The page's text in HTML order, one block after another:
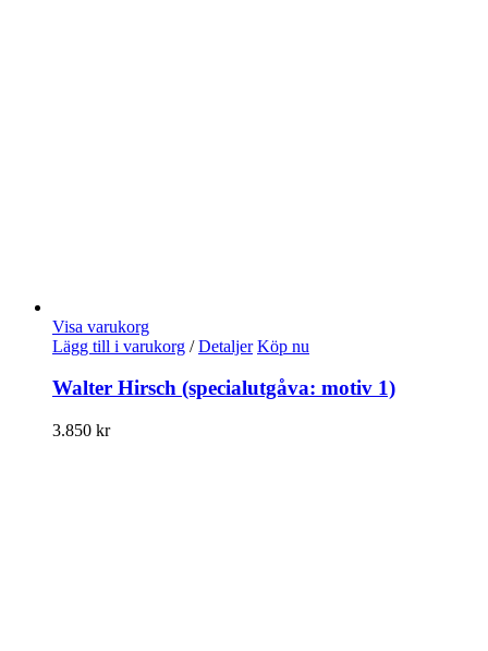
Visa varukorg
Lägg till i varukorg / Detaljer Köp nu
Walter Hirsch (specialutgåva: motiv 1)
3.850 kr